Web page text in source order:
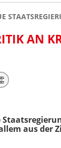
AN
aus der